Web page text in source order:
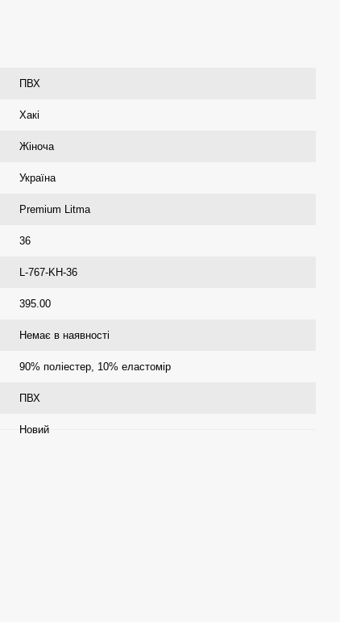
ПВХ
Хакі
Жіноча
Україна
Premium Litma
36
L-767-KH-36
395.00
Немає в наявності
90% поліестер, 10% еластомір
ПВХ
Новий